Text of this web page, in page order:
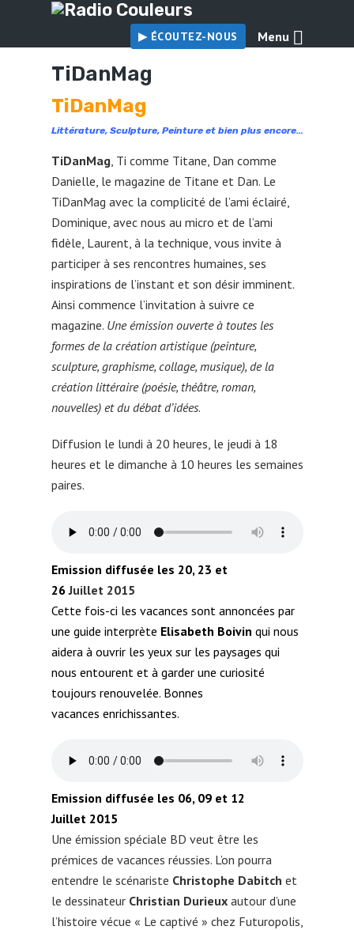
▶︎ ÉCOUTEZ-NOUS Menu
TiDanMag
TiDanMag
Littérature, Sculpture, Peinture et bien plus encore…
TiDanMag, Ti comme Titane, Dan comme
Danielle, le magazine de Titane et Dan. Le
TiDanMag avec la complicité de l’ami éclairé,
Dominique, avec nous au micro et de l’ami
fidèle, Laurent, à la technique, vous invite à
participer à ses rencontres humaines, ses
inspirations de l’instant et son désir imminent.
Ainsi commence l’invitation à suivre ce
magazine. Une émission ouverte à toutes les
formes de la création artistique (peinture,
sculpture, graphisme, collage, musique), de la
création littéraire (poésie, théâtre, roman,
nouvelles) et du débat d’idées.
Diffusion le lundi à 20 heures, le jeudi à 18
heures et le dimanche à 10 heures les semaines
paires.
Emission diffusée les 20, 23 et
26Juillet 2015
Cette fois-ci les vacances sont annoncées par
une guide interprète Elisabeth Boivin qui nous
aidera à ouvrir les yeux sur les paysages qui
nous entourent et à garder une curiosité
toujours renouvelée. Bonnes
vacances enrichissantes.
Emission diffusée les 06, 09 et 12
Juillet 2015
Une émission spéciale BD veut être les
prémices de vacances réussies. L’on pourra
entendre le scénariste Christophe Dabitch et
le dessinateur Christian Durieux autour d’une
l’histoire vécue « Le captivé » chez Futuropolis,